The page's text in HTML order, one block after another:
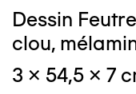
Dessin
clou,
3 x 54,5 x 7